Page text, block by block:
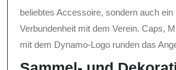
beliebtes Accessoire, sondern auch
Verbundenheit mit dem Verein. Caps,
mit dem Dynamo-Logo runden das